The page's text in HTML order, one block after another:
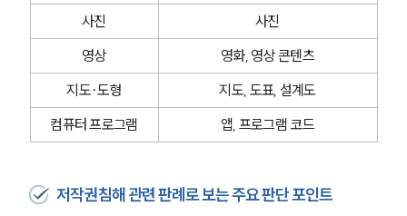
사진
사진
영상
영화, 영상 콘텐츠
지도·도형
지도, 도표, 설계도
컴퓨터 프로그램
앱, 프로그램 코드
저작권침해 관련 판례로 보는 주요 판단 포인트